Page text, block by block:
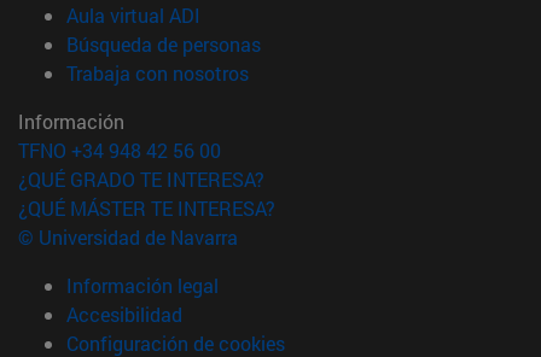
Aula virtual ADI
Búsqueda de personas(abre en nueva ventana)
Trabaja con nosotros(abre en nueva ventana)
Información
TFNO +34 948 42 56 00
¿QUÉ GRADO TE INTERESA?
¿QUÉ MÁSTER TE INTERESA?
© Universidad de Navarra
Información legal
Accesibilidad
Configuración de cookies